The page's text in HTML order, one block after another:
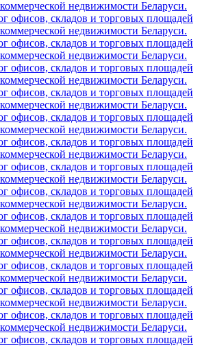
недвижимости Беларуси.
офисов, складов и торговых площадей
недвижимости Беларуси.
офисов, складов и торговых площадей
недвижимости Беларуси.
офисов, складов и торговых площадей
недвижимости Беларуси.
офисов, складов и торговых площадей
недвижимости Беларуси.
офисов, складов и торговых площадей
недвижимости Беларуси.
офисов, складов и торговых площадей
недвижимости Беларуси.
офисов, складов и торговых площадей
недвижимости Беларуси.
офисов, складов и торговых площадей
недвижимости Беларуси.
офисов, складов и торговых площадей
недвижимости Беларуси.
офисов, складов и торговых площадей
недвижимости Беларуси.
офисов, складов и торговых площадей
недвижимости Беларуси.
офисов, складов и торговых площадей
недвижимости Беларуси.
офисов, складов и торговых площадей
недвижимости Беларуси.
офисов, складов и торговых площадей